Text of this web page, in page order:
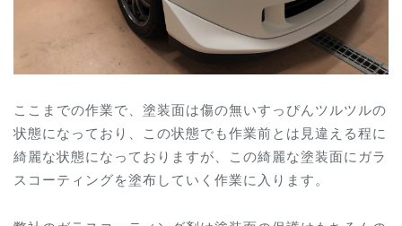
ここまでの作業で、塗装面は傷の無いすっぴんツルツルの
状態になっており、この状態でも作業前とは見違える程に
綺麗な状態になっておりますが、この綺麗な塗装面にガラ
スコーティングを塗布していく作業に入ります。